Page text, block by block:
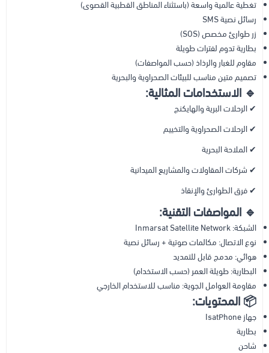
تغطية عالمية واسعة (باستثناء المناطق القطبية القصوى)
رسائل نصية SMS
زر طوارئ مخصص (SOS)
بطارية تدوم لفترات طويلة
مقاوم للغبار والرذاذ (حسب المواصفات)
تصميم متين مناسب للبيئات الصحراوية والبحرية
🔹 الاستخدامات المثالية:
✔ الرحلات البرية والهايكنج
✔ الرحلات الصحراوية والتخييم
✔ الملاحة البحرية
✔ شركات المقاولات والمشاريع الميدانية
✔ فرق الطوارئ والإنقاذ
🔹 المواصفات التقنية:
الشبكة: Inmarsat Satellite Network
نوع الاتصال: مكالمات صوتية + رسائل نصية
هوائي: مدمج قابل للتمديد
البطارية: طويلة العمر (حسب الاستخدام)
مقاومة العوامل الجوية: مناسب للاستخدام الخارجي
📦 المحتويات:
جهاز IsatPhone
بطارية
شاحن